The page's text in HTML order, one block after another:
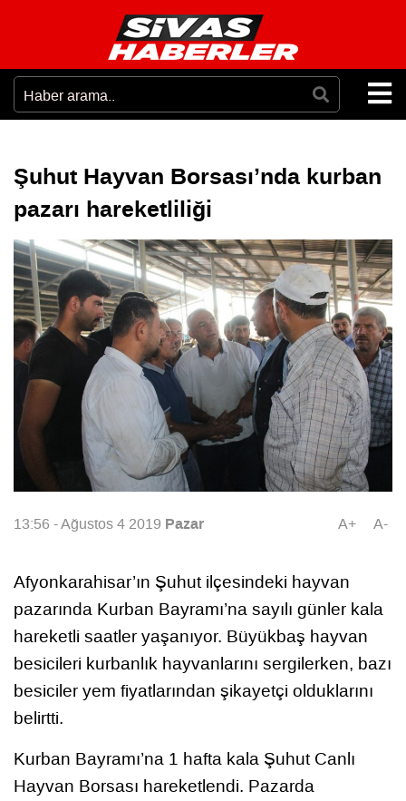
Şuhut Hayvan Borsası’nda kurban
pazarı hareketliliği
13:56 - Ağustos 4 2019 Pazar A+ A-
Afyonkarahisar’ın Şuhut ilçesindeki hayvan
pazarında Kurban Bayramı’na sayılı günler kala
hareketli saatler yaşanıyor. Büyükbaş hayvan
besicileri kurbanlık hayvanlarını sergilerken, bazı
besiciler yem fiyatlarından şikayetçi olduklarını
belirtti.
Kurban Bayramı’na 1 hafta kala Şuhut Canlı
Hayvan Borsası hareketlendi. Pazarda